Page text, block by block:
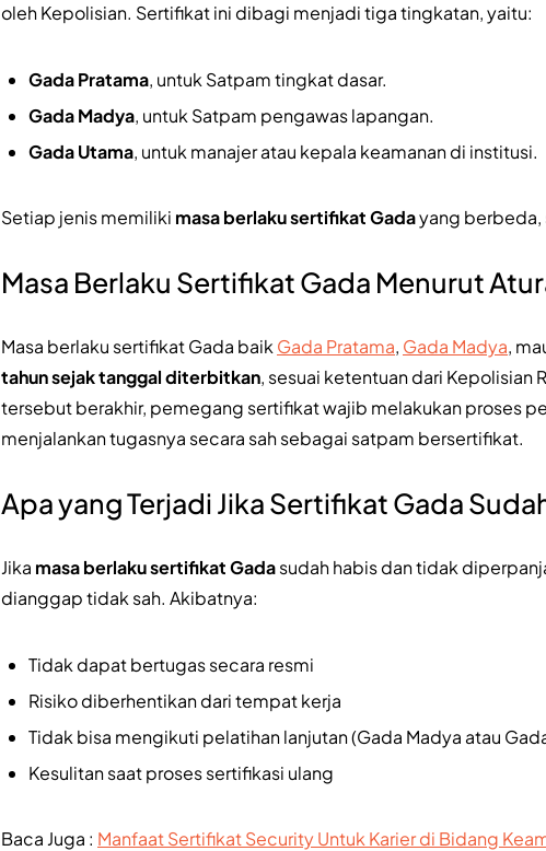
oleh Kepolisian. Sertifikat ini dibagi menjadi tiga tingkatan, yaitu:
Gada Pratama, untuk Satpam tingkat dasar.
Gada Madya, untuk Satpam pengawas lapangan.
Gada Utama, untuk manajer atau kepala keamanan di institusi.
Setiap jenis memiliki masa berlaku sertifikat Gadayang berbeda,
Masa Berlaku Sertifikat Gada Menurut
Masa berlaku sertifikat Gada baik Gada Pratama, Gada Madya,
tahun sejak tanggal diterbitkan, sesuai ketentuan dari Kepolisian
tersebut berakhir, pemegang sertifikat wajib melakukan proses
menjalankan tugasnya secara sah sebagai satpam bersertifikat.
Apa yang Terjadi Jika Sertifikat Gada
Jika masa berlaku sertifikat Gadasudah habis dan tidak
dianggap tidak sah. Akibatnya:
Tidak dapat bertugas secara resmi
Risiko diberhentikan dari tempat kerja
Tidak bisa mengikuti pelatihan lanjutan (Gada Madya atau
Kesulitan saat proses sertifikasi ulang
Baca Juga : Manfaat Sertifikat Security Untuk Karier di Bidang